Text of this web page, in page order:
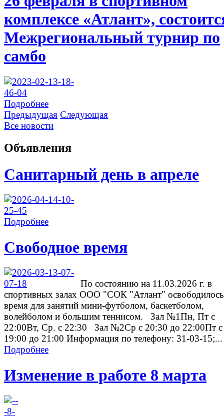
комплексе «Атлант»,
Межрегиональный турнир по
самбо
Подробнее
Предыдущая Следующая
Все новости
Объявления
Санитарный день в апреле
Подробнее
Свободное время
По состоянию на 11.03.2026 г. в
спортивных залах ООО "СОК "Атлант" освободилось
время для занятий мини-футболом, баскетболом,
волейболом и большим теннисом. Зал №1Пн, Пт с
22:00Вт, Ср. с 22:30 Зал №2Ср с 20:30 до 22:00Пт с
19:00 до 21:00 Информация по телефону: 31-03-15;...
Подробнее
Изменение в работе 8 марта